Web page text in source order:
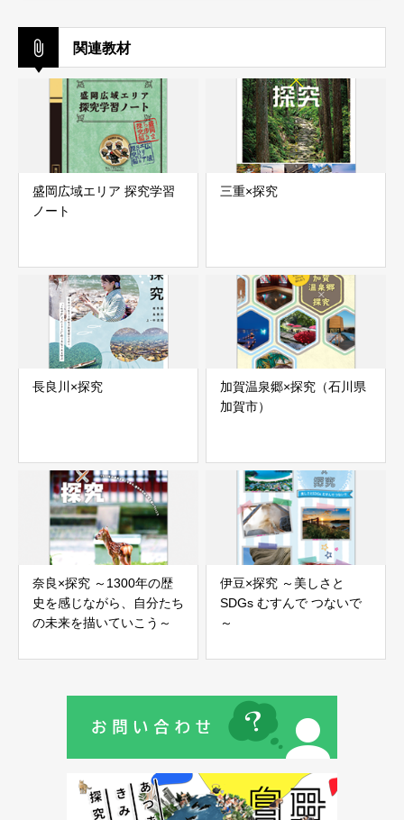
関連教材
盛岡広域エリア 探究学習
ノート
三重×探究
長良川×探究
加賀温泉郷×探究（石川県
加賀市）
奈良×探究 ～1300年の歴
史を感じながら、自分たち
の未来を描いていこう～
伊豆×探究 ～美しさと
SDGs むすんで つないで
～